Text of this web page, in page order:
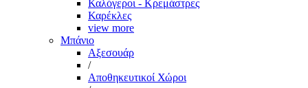
Καλόγεροι - Κρεμάστρες
Καρέκλες
view more
Μπάνιο
Αξεσουάρ
/
Αποθηκευτικοί Χώροι